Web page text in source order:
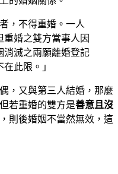
，不得重婚。一人
婚之雙方當事人因
消滅之兩願離婚登記
此限。」
，又與第三人結婚，那麼
若重婚的雙方是善意且沒
則後婚姻不當然無效，這